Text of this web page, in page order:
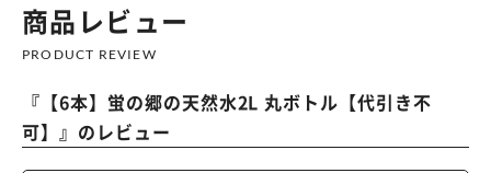
商品レビュー
PRODUCT REVIEW
『 【6本】蛍の郷の天然水2L 丸ボトル【代引き不
可】 』のレビュー